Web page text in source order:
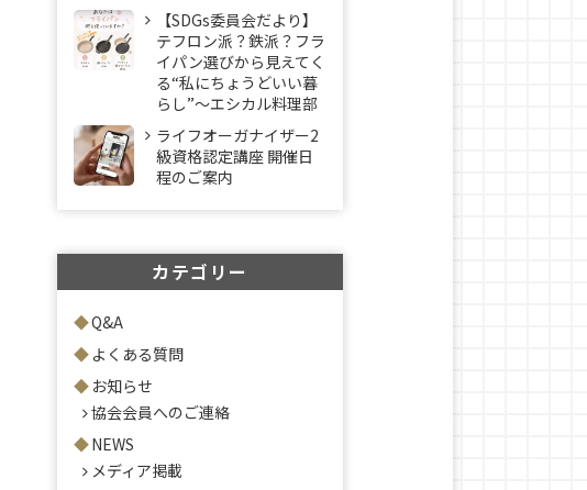
【SDGs委員会だより】
テフロン派？鉄派？フラ
イパン選びから見えてく
る“私にちょうどいい暮
らし”～エシカル料理部
ライフオーガナイザー2
級資格認定講座 開催日
程のご案内
カテゴリー
Q&A
よくある質問
お知らせ
協会会員へのご連絡
NEWS
メディア掲載